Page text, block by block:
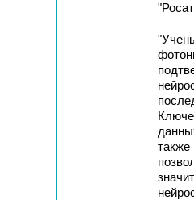
также